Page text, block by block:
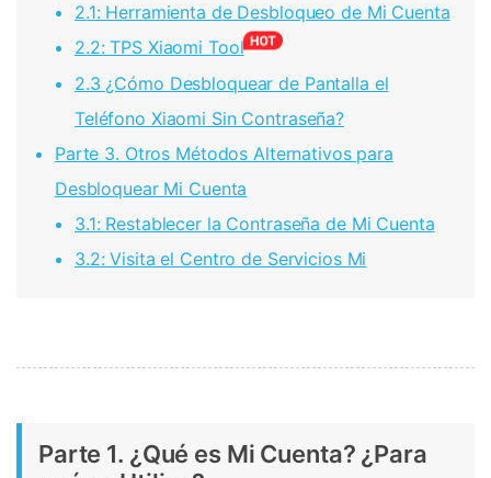
2.1: Herramienta de Desbloqueo de Mi Cuenta
2.2: TPS Xiaomi Tool
2.3 ¿Cómo Desbloquear de Pantalla el
Teléfono Xiaomi Sin Contraseña?
Parte 3. Otros Métodos Alternativos para
Desbloquear Mi Cuenta
3.1: Restablecer la Contraseña de Mi Cuenta
3.2: Visita el Centro de Servicios Mi
Parte 1. ¿Qué es Mi Cuenta? ¿Para